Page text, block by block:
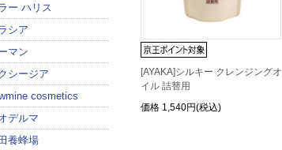
ー ハリス
シア
マン
シージア
cosmetics
デルマ
養蜂場
[AYAKA]シルキー クレンジングオ
イル 詰替用
価格 1,540円(税込)